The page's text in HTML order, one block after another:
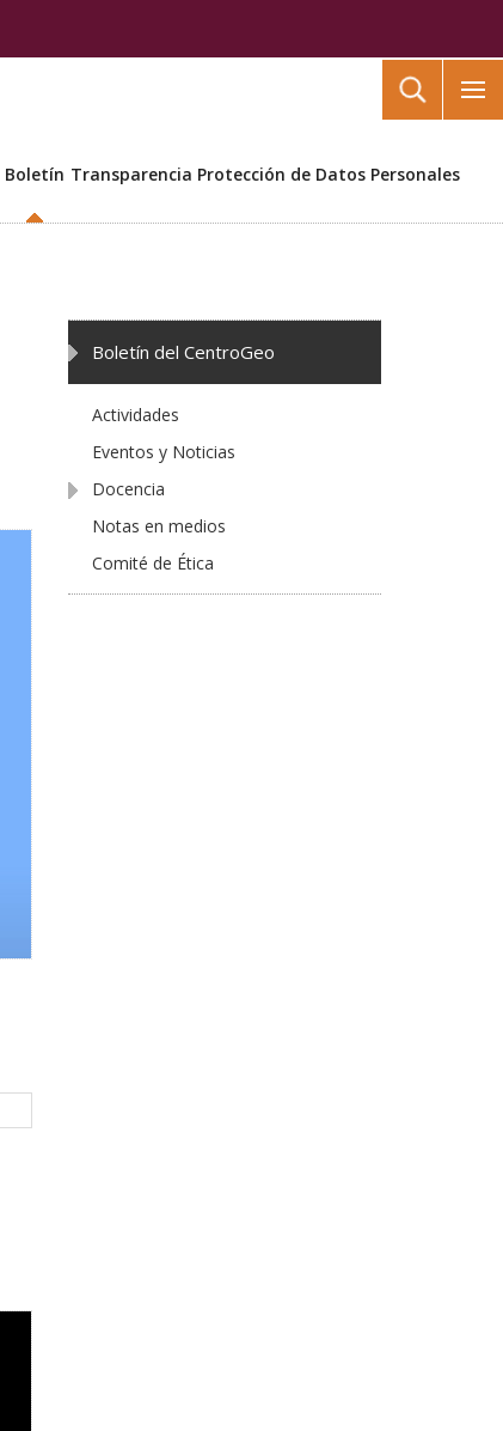
Boletín Transparencia Protección de Datos Personales
Boletín del CentroGeo
Actividades
Eventos y Noticias
Docencia
Notas en medios
Comité de Ética